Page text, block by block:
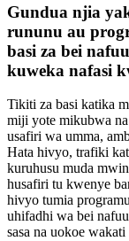
Gundua njia
rununu au
basi za bei
kuweka nafasi
Tikiti za basi katika
miji yote mikubwa
usafiri wa umma,
Hata hivyo, trafiki
kuruhusu muda
husafiri tu kwenye
hivyo tumia
uhifadhi wa bei
sasa na uokoe wakati